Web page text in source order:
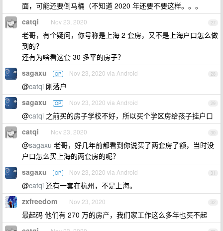
面，可能还要倒马桶（不知道 2020 年还要不要这样。。。
27
catqi Nov 23, 2020
老哥，有个疑问，你号称是上海 2 套房，又不是上海户口怎么做
到的？
还有为啥看这套 30 多平的房子？
28
sagaxu OP Nov 23, 2020 via Android
@catqi 刚落户
29
sagaxu OP Nov 23, 2020 via Android
@catqi 之前买的房子学校不好，所以买个学区房给孩子挂户口
30
catqi Nov 23, 2020
@sagaxu 老哥，好几年前都看到你说买了两套房了额，当时没
户口怎么买上海的两套房的呢？
31
sagaxu OP Nov 23, 2020 via Android
@catqi 还有一套在杭州，不是上海。
32
zxfreedom Nov 23, 2020
最起码 他们有 270 万的房产，我们家工作这么多年也买不起